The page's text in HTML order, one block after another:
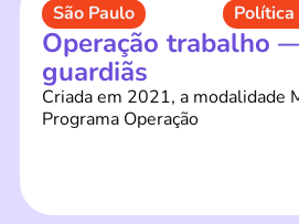
São Paulo
Operação trabalho
guardiãs
Criada em 2021, a modalidade
Programa Operação